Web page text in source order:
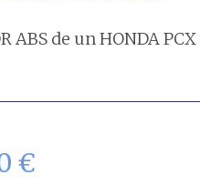
ABS de un HONDA
€